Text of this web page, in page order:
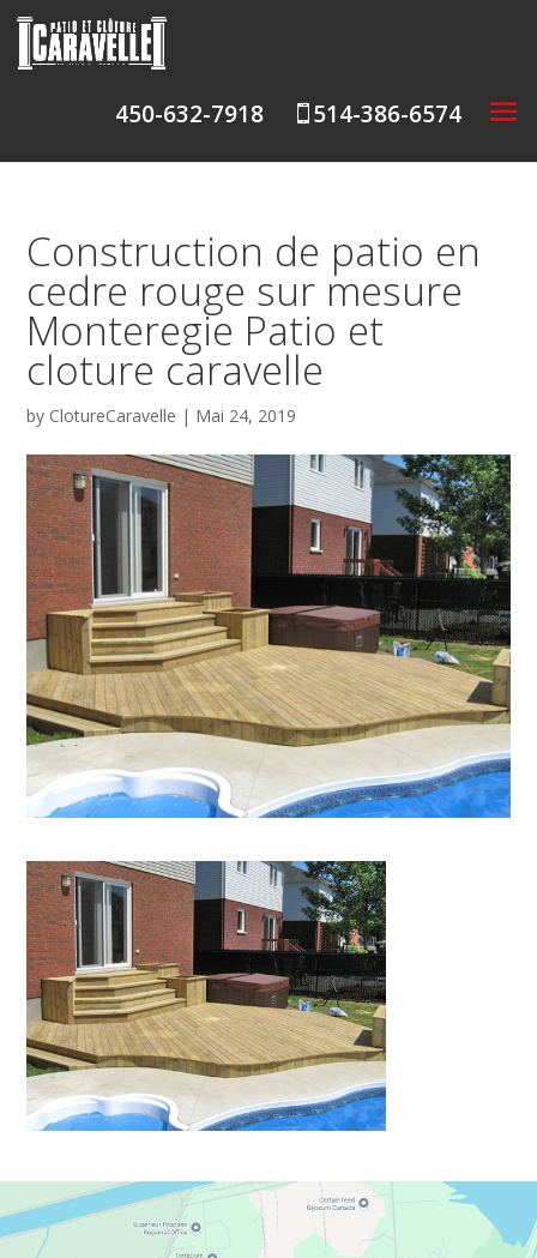
450-632-7918  514-386-6574
Construction de patio en
cedre rouge sur mesure
Monteregie Patio et
cloture caravelle
by ClotureCaravelle | Mai 24, 2019